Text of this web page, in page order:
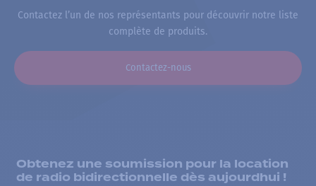
Contactez l’un de nos représentants pour découvrir notre liste
complète de produits.
Contactez-nous
Obtenez une soumission pour la location
de radio bidirectionnelle dès aujourdhui !